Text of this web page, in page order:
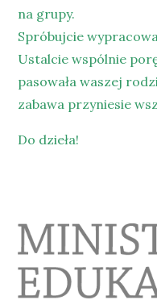
na grupy.
Spróbujcie
Ustalcie wspólnie
pasowała waszej
zabawa przyniesie
Do dzieła!